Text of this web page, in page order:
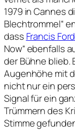
1979 in Cannes
Blechtrommel“
dass Francis
Now“ ebenfalls
der Bühne blieb.
Augenhöhe mit
nicht nur ein
Signal für ein
Trümmern des
Stimme